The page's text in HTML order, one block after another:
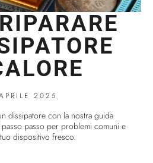
2025
dissipatore con la nostra guida
passo per problemi comuni e
dispositivo fresco.